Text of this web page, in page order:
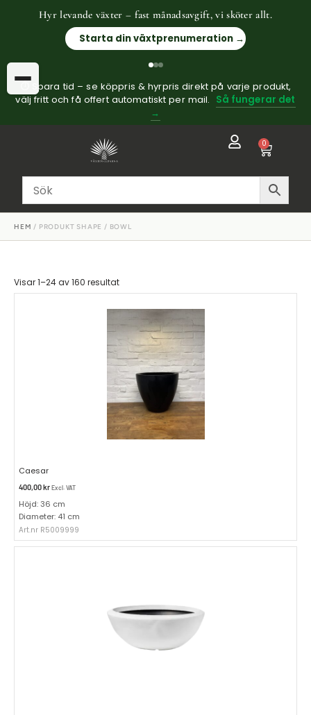
Hyr levande växter – fast månadsavgift, vi sköter allt.
Starta din växtprenumeration →
⏱ Spara tid – se köppris & hyrpris direkt på varje produkt,
välj fritt och få offert automatiskt per mail. Så fungerar det
→
0
HEM / PRODUKT SHAPE / BOWL
Visar 1–24 av 160 resultat
Caesar
400,00krExcl. VAT
Höjd: 36 cm
Diameter: 41 cm
Art.nr R5009999